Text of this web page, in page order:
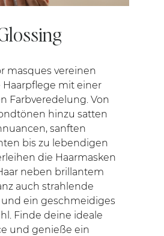
masques vereinen
Haarpflege mit einer
Farbveredelung. Von
hinzu satten
sanften
bis zu lebendigen
die Haarmasken
neben brillantem
auch strahlende
ein geschmeidiges
Finde deine ideale
und genieße ein